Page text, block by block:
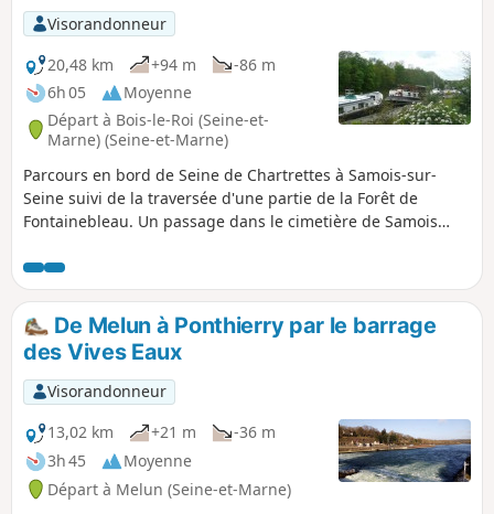
Visorandonneur
20,48 km
+94 m
-86 m
6h 05
Moyenne
Départ à Bois-le-Roi (Seine-et-
Marne) (Seine-et-Marne)
Parcours en bord de Seine de Chartrettes à Samois-sur-
Seine suivi de la traversée d'une partie de la Forêt de
Fontainebleau. Un passage dans le cimetière de Samois
De Melun à Ponthierry par le barrage
des Vives Eaux
Visorandonneur
13,02 km
+21 m
-36 m
3h 45
Moyenne
Départ à Melun (Seine-et-Marne)